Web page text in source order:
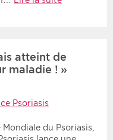
atteint de
maladie ! »
Psoriasis
du Psoriasis,